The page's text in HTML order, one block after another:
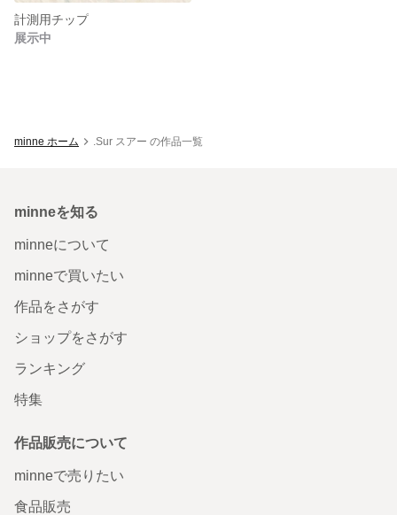
計測用チップ
展示中
minne ホーム .Sur スアー の作品一覧
minneを知る
minneについて
minneで買いたい
作品をさがす
ショップをさがす
ランキング
特集
作品販売について
minneで売りたい
食品販売